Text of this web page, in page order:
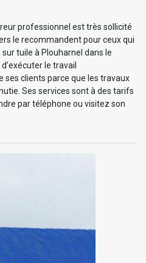
professionnel est très sollicité
le recommandent pour ceux qui
tuile à Plouharnel dans le
le travail
clients parce que les travaux
Ses services sont à des tarifs
par téléphone ou visitez son